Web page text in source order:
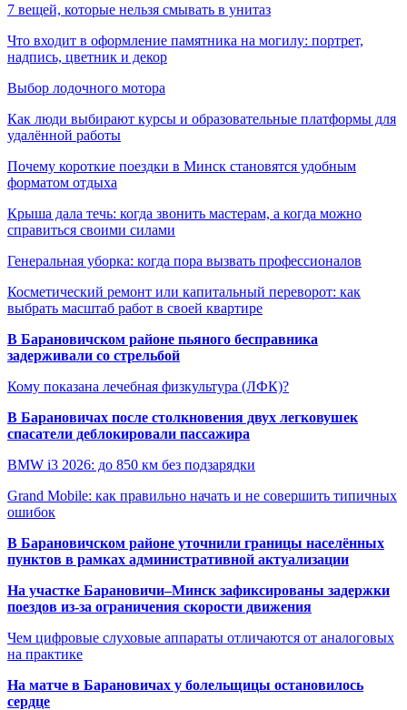
7 вещей, которые нельзя смывать в унитаз
Что входит в оформление памятника на могилу: портрет,
надпись, цветник и декор
Выбор лодочного мотора
Как люди выбирают курсы и образовательные платформы для
удалённой работы
Почему короткие поездки в Минск становятся удобным
форматом отдыха
Крыша дала течь: когда звонить мастерам, а когда можно
справиться своими силами
Генеральная уборка: когда пора вызвать профессионалов
Косметический ремонт или капитальный переворот: как
выбрать масштаб работ в своей квартире
В Барановичском районе пьяного бесправника
задерживали со стрельбой
Кому показана лечебная физкультура (ЛФК)?
В Барановичах после столкновения двух легковушек
спасатели деблокировали пассажира
BMW i3 2026: до 850 км без подзарядки
Grand Mobile: как правильно начать и не совершить типичных
ошибок
В Барановичском районе уточнили границы населённых
пунктов в рамках административной актуализации
На участке Барановичи–Минск зафиксированы задержки
поездов из-за ограничения скорости движения
Чем цифровые слуховые аппараты отличаются от аналоговых
на практике
На матче в Барановичах у болельщицы остановилось
сердце